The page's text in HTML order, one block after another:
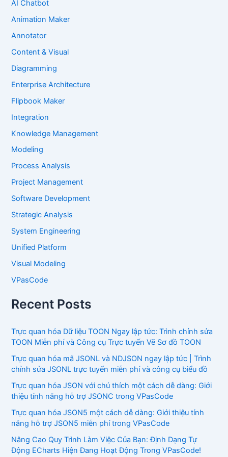
AI Chatbot
Animation Maker
Annotator
Content & Visual
Diagramming
Enterprise Architecture
Flipbook Maker
Integration
Knowledge Management
Modeling
Process Analysis
Project Management
Software Development
Strategic Analysis
System Engineering
Unified Platform
Visual Modeling
VPasCode
Recent Posts
Trực quan hóa Dữ liệu TOON Ngay lập tức: Trình chỉnh sửa
TOON Miễn phí và Công cụ Trực tuyến Vẽ Sơ đồ TOON
Trực quan hóa mã JSONL và NDJSON ngay lập tức | Trình
chỉnh sửa JSONL trực tuyến miễn phí và công cụ biểu đồ
Trực quan hóa JSON với chú thích một cách dễ dàng: Giới
thiệu tính năng hỗ trợ JSONC trong VPasCode
Trực quan hóa JSON5 một cách dễ dàng: Giới thiệu tính
năng hỗ trợ JSON5 miễn phí trong VPasCode
Nâng Cao Quy Trình Làm Việc Của Bạn: Định Dạng Tự
Động ECharts Hiện Đang Hoạt Động Trong VPasCode!